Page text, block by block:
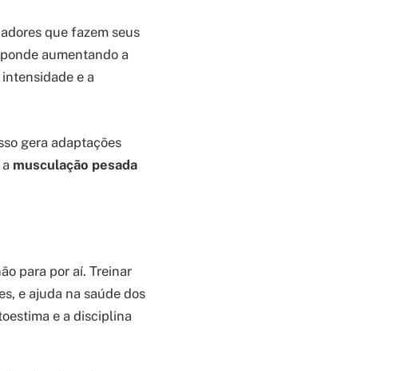
que fazem seus
aumentando a
e a
gera adaptações
musculação pesada
para por aí. Treinar
e ajuda na saúde dos
e a disciplina